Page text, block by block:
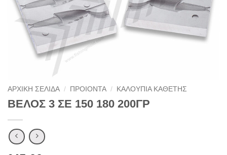
ΑΡΧΙΚΉ ΣΕΛΊΔΑ / ΠΡΟΙΟΝΤΑ / ΚΑΛΟΥΠΙΑ ΚΑΘΕΤΗΣ
ΒΕΛΟΣ 3 ΣΕ 150 180 200ΓΡ